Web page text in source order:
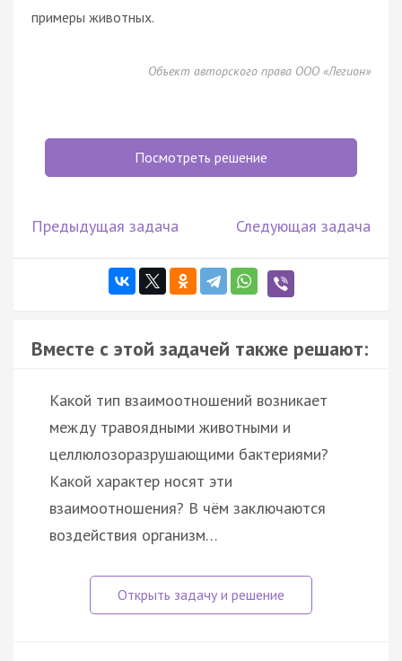
примеры животных.
Объект авторского права ООО «Легион»
Посмотреть решение
Предыдущая задача Следующая задача
Вместе с этой задачей также решают:
Какой тип взаимоотношений возникает
между травоядными животными и
целлюлозоразрушающими бактериями?
Какой характер носят эти
взаимоотношения? В чём заключаются
воздействия организм…